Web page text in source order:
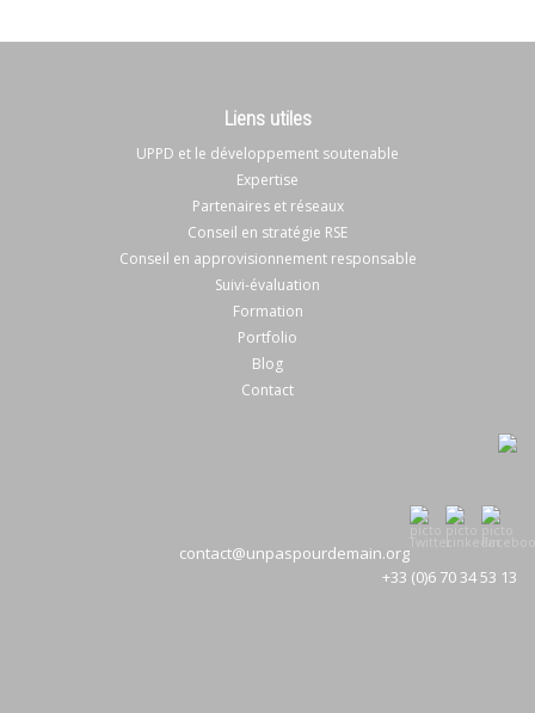
Liens utiles
UPPD et le développement soutenable
Expertise
Partenaires et réseaux
Conseil en stratégie RSE
Conseil en approvisionnement responsable
Suivi-évaluation
Formation
Portfolio
Blog
Contact
contact@unpaspourdemain.org
+33 (0)6 70 34 53 13